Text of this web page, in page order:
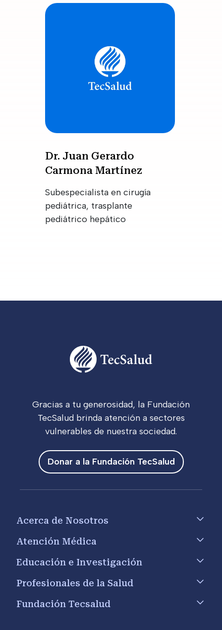
Dr. Juan Gerardo
Carmona Martínez
Subespecialista en cirugía
pediátrica, trasplante
pediátrico hepático
Gracias a tu generosidad, la Fundación
TecSalud brinda atención a sectores
vulnerables de nuestra sociedad.
Donar a la Fundación TecSalud
Acerca de Nosotros
Atención Médica
Educación e Investigación
Profesionales de la Salud
Fundación Tecsalud